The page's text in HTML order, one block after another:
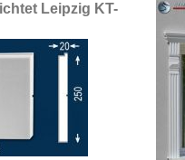
Leipzig KT-